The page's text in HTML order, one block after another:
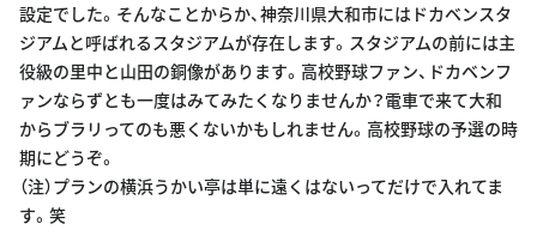
設定でした。そんなことからか、神奈川県大和市にはドカベンスタ
ジアムと呼ばれるスタジアムが存在します。スタジアムの前には主
役級の里中と山田の銅像があります。高校野球ファン、ドカベンフ
ァンならずとも一度はみてみたくなりませんか？電車で来て大和
からブラリってのも悪くないかもしれません。高校野球の予選の時
期にどうぞ。
（注）プランの横浜うかい亭は単に遠くはないってだけで入れてま
す。笑